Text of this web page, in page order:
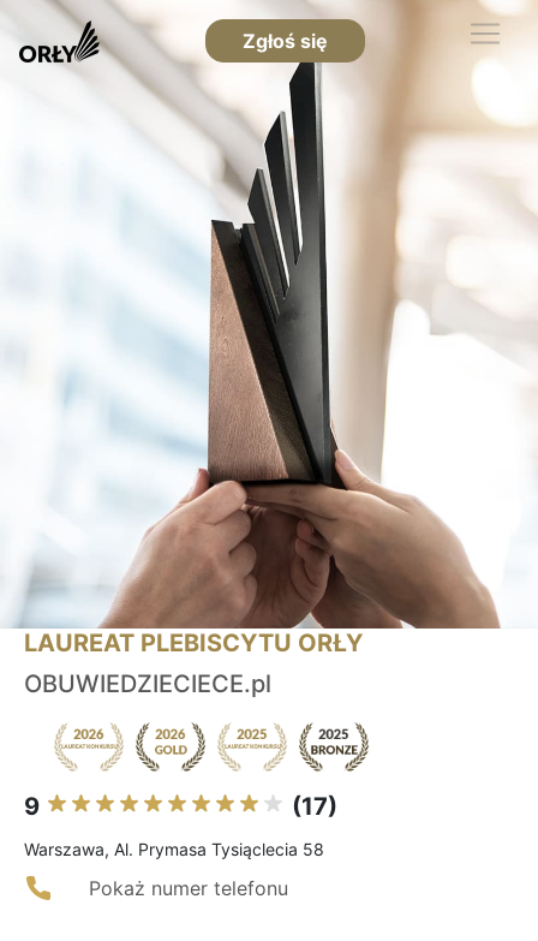
Zgłoś się
LAUREAT PLEBISCYTU ORŁY
OBUWIEDZIECIECE.pl
9 (17)
Warszawa, Al. Prymasa Tysiąclecia 58
Pokaż numer telefonu